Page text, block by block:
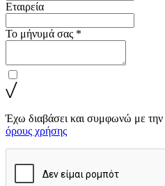
Εταιρεία
Το μήνυμά σας *
Έχω διαβάσει και συμφωνώ με την
όρους χρήσης